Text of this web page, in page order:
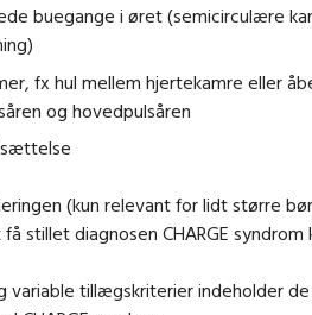
buegange i øret (semicirculære
fx hul mellem hjertekamre eller
og hovedpulsåren
(kun relevant for lidt større
stillet diagnosen CHARGE syndrom
tillægskriterier indeholder de